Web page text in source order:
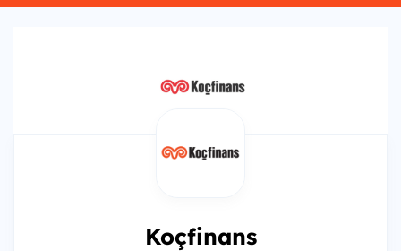
Koçfinans